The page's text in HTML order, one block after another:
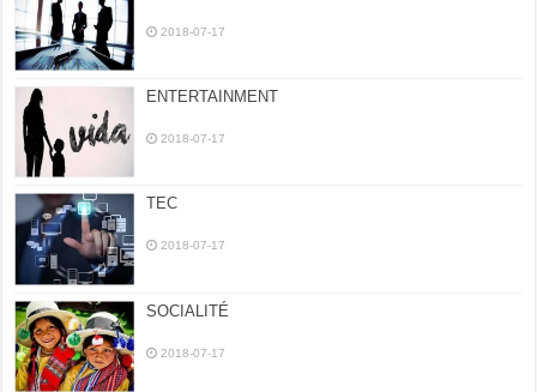
2018-07-17
ENTERTAINMENT
2018-07-17
TEC
2018-07-17
SOCIALITÉ
2018-07-17